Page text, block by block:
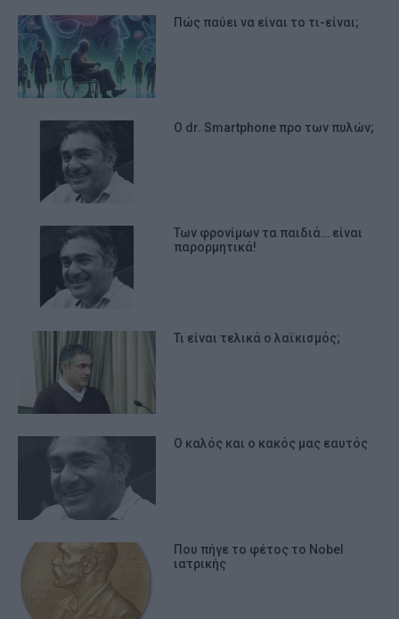
Πώς παύει να είναι το τι-είναι;
Ο dr. Smartphone προ των πυλών;
Των φρονίμων τα παιδιά… είναι
παρορμητικά!
Τι είναι τελικά ο λαϊκισμός;
Ο καλός και ο κακός μας εαυτός
Που πήγε το φέτος το Νobel
ιατρικής